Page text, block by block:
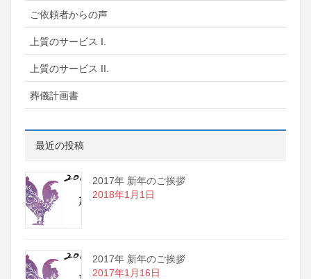
ご依頼者からの声
上質のサービス I.
上質のサービス II.
葬儀計画書
最近の投稿
2017年 新年のご挨拶
2018年1月1日
2017年 新年のご挨拶
2017年1月16日